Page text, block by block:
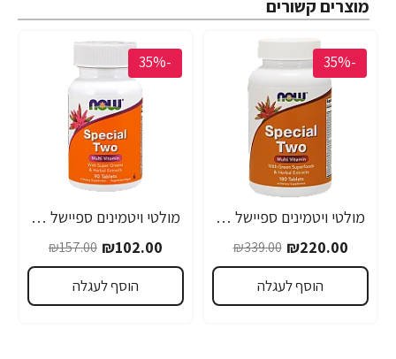
מוצרים קשורים
-35%
מולטי ויטמינים ספיישל טו 180 טבליות - מבית NOW FOODS
₪220.00
₪339.00
הוסף לעגלה
-35%
מולטי ויטמינים ספיישל טו 90 טבליות - מבית NOW FOODS
₪102.00
₪157.00
הוסף לעגלה